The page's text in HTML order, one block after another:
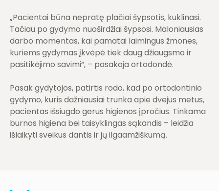
„Pacientai būna nepratę plačiai šypsotis, kuklinasi.
Tačiau po gydymo nuoširdžiai šypsosi. Maloniausias
darbo momentas, kai pamatai laimingus žmones,
kuriems gydymas įkvėpė tiek daug džiaugsmo ir
pasitikėjimo savimi“, – pasakoja ortodondė.
Pasak gydytojos, patirtis rodo, kad po ortodontinio
gydymo, kuris dažniausiai trunka apie dvejus metus,
pacientas išsiugdo gerus higienos įpročius. Tinkama
burnos higiena bei taisyklingas sąkandis – leidžia
išlaikyti sveikus dantis ir jų ilgaamžiškumą.